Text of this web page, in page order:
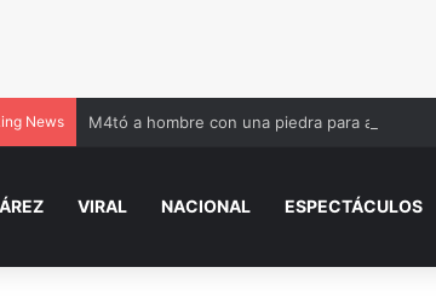
News M4tó a hombre con una piedra para asaltarlo;
VIRAL NACIONAL ESPECTÁCULOS